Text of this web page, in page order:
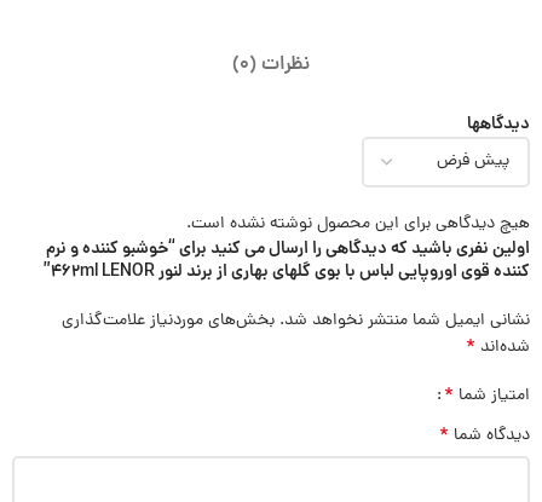
نظرات (0)
دیدگاهها
هیچ دیدگاهی برای این محصول نوشته نشده است.
اولین نفری باشید که دیدگاهی را ارسال می کنید برای “خوشبو کننده و نرم
کننده قوی اوروپایی لباس با بوی گلهای بهاری از برند لنور 462ml LENOR”
نشانی ایمیل شما منتشر نخواهد شد. بخش‌های موردنیاز علامت‌گذاری
شده‌اند *
امتیاز شما *
دیدگاه شما *